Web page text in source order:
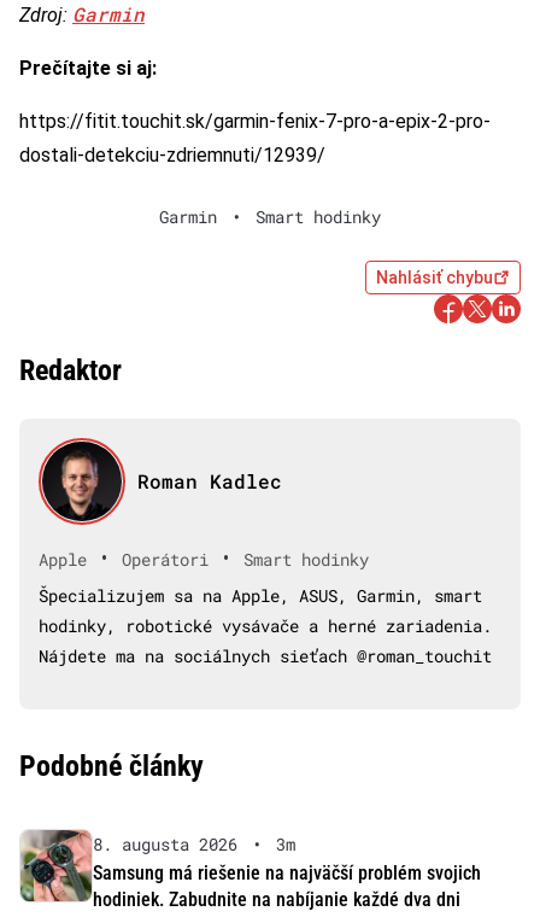
Zdroj: Garmin
Prečítajte si aj:
https://fitit.touchit.sk/garmin-fenix-7-pro-a-epix-2-pro-
dostali-detekciu-zdriemnuti/12939/
Garmin • Smart hodinky
Nahlásiť chybu
Redaktor
Roman Kadlec
Apple • Operátori •
Smart hodinky
Špecializujem sa na Apple, ASUS, Garmin, smart
hodinky, robotické vysávače a herné zariadenia.
Nájdete ma na sociálnych sieťach @roman_touchit
Podobné články
8. augusta 2026 •
3m
Samsung má riešenie na najväčší problém svojich
hodiniek. Zabudnite na nabíjanie každé dva dni